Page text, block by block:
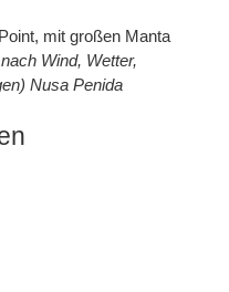
mit großen Manta
Wind, Wetter,
Nusa Penida